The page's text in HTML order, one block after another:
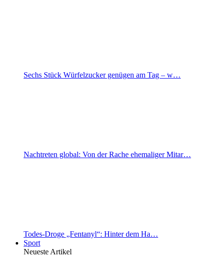
Sechs Stück Würfelzucker genügen am Tag – w…
Nachtreten global: Von der Rache ehemaliger Mitar…
Todes-Droge „Fentanyl“: Hinter dem Ha…
Sport
Neueste Artikel